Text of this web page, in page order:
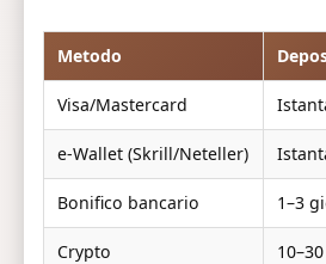
Metodo
Visa/Mastercard
e-Wallet (Skrill/Neteller)
Bonifico bancario 1–3
Crypto